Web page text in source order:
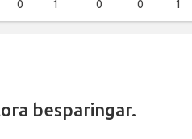
0 1 0 0 1
besparingar.